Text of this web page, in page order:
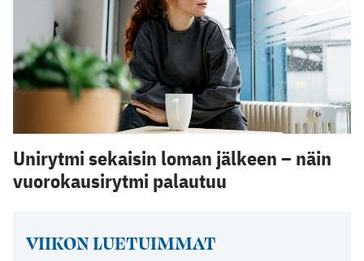
VIIKON LUETUIMMAT
Unirytmi sekaisin loman jälkeen – näin
vuorokausirytmi palautuu